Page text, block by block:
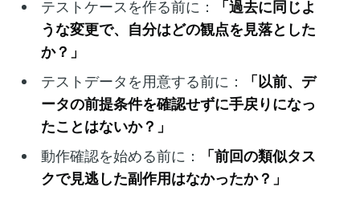
テストケースを作る前に：
「過去に同じよ
うな変更で、自分はどの観点を見落とした
か？」
テストデータを用意する前に：
「以前、デ
ータの前提条件を確認せずに手戻りになっ
たことはないか？」
動作確認を始める前に：
「前回の類似タス
クで見逃した副作用はなかったか？」